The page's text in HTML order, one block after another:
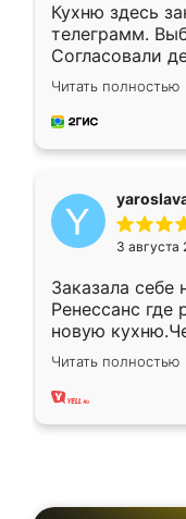
Кухню здесь
телеграмм.
Согласовали
недели кухня
довольны
мебель за
Читать полностью
3 августа
Заказала
Ренессанс где
новую
вполне
два года,
Читать полностью